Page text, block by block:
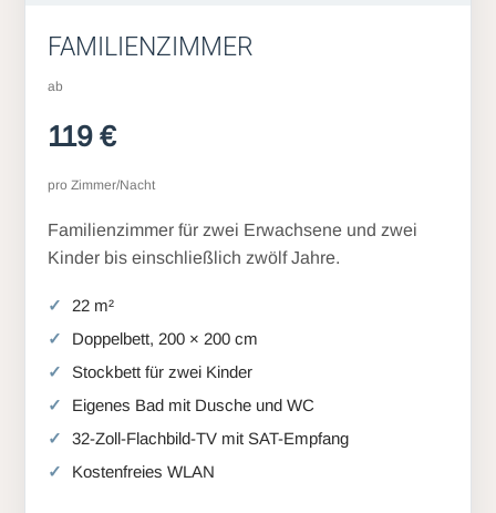
FAMILIENZIMMER
ab
119 €
pro Zimmer/Nacht
Familienzimmer für zwei Erwachsene und zwei
Kinder bis einschließlich zwölf Jahre.
22 m²
Doppelbett, 200 × 200 cm
Stockbett für zwei Kinder
Eigenes Bad mit Dusche und WC
32-Zoll-Flachbild-TV mit SAT-Empfang
Kostenfreies WLAN